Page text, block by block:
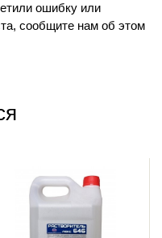
ошибку или
сообщите нам об этом